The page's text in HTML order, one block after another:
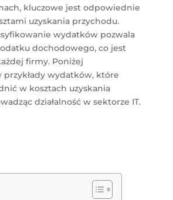
kluczowe jest odpowiednie
uzyskania przychodu.
wydatków pozwala
dochodowego, co jest
firmy. Poniżej
przykłady wydatków, które
w kosztach uzyskania
działalność w sektorze IT.